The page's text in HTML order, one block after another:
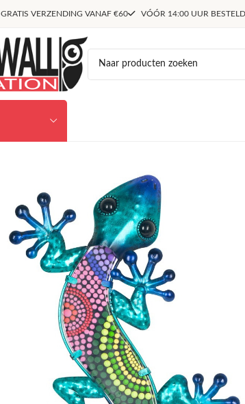
GRATIS VERZENDING VANAF €60 VÓÓR 14:00 UUR